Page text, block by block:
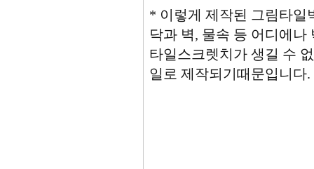
* 이렇게 제작된 그림타일
닥과 벽, 물속 등 어디에
타일스크렛치가 생길 수
일로 제작되기때문입니다.